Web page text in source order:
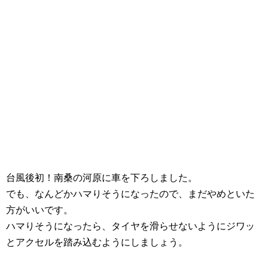
台風後初！南桑の河原に車を下ろしました。
でも、なんどかハマりそうになったので、まだやめといた
方がいいです。
ハマりそうになったら、タイヤを滑らせないようにジワッ
とアクセルを踏み込むようにしましょう。